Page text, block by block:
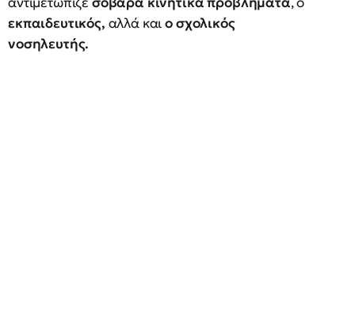
εκπαιδευτικός, αλλά καιο σχολικός
νοσηλευτής.